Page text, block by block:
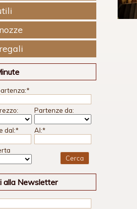
*
Partenze da:
dal:* Al:*
alla Newsletter